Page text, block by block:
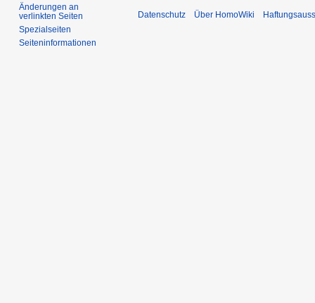
Änderungen an
verlinkten Seiten
Spezialseiten
Seiten­­informationen
Datenschutz Über HomoWiki